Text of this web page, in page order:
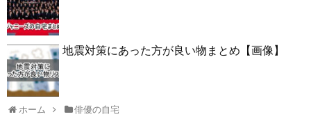
地震対策にあった方が良い物まとめ【画像】
ホーム 俳優の自宅